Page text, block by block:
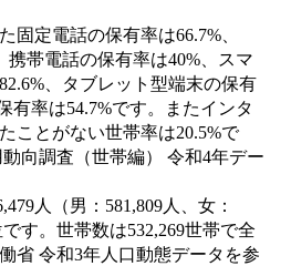
固定電話の保有率は66.7%、
携帯電話の保有率は40%、スマ
、タブレット型端末の保有
有率は54.7%です。またインタ
ことがない世帯率は20.5%で
向調査（世帯編） 令和4年デー
人（男：581,809人、女：
す。世帯数は532,269世帯で全
省 令和3年人口動態データを参